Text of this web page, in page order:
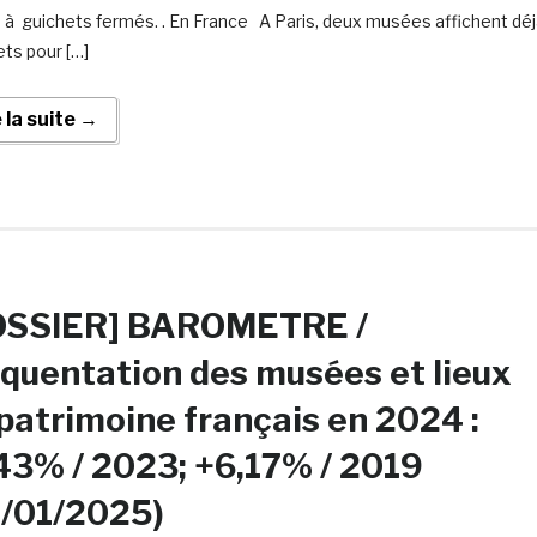
à guichets fermés. . En France A Paris, deux musées affichent
pour […]
la suite →
BAROMETRE /
des musées et lieux
français en 2024 :
/ 2023; +6,17% / 2019
01/2025)